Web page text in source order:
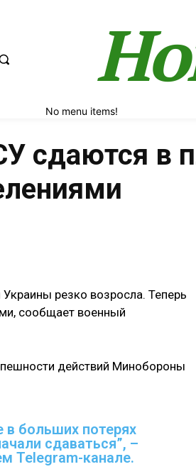
No menu items!
сдаются в
резко возросла. Теперь
сообщает военный
действий Минобороны
в больших потерях
сдаваться”, –
Telegram-канале.